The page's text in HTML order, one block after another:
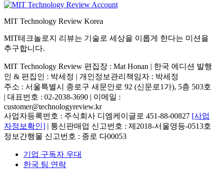
MIT Technology Review Korea
MIT테크놀로지 리뷰는 기술로 세상을 이롭게 한다는 미션을
추구합니다.
MIT Technology Review 편집장 : Mat Honan | 한국 에디션 발행
인 & 편집인 : 박세정 | 개인정보관리책임자 : 박세정
주소 : 서울특별시 종로구 새문안로 92 (신문로1가), 5층 503호
| 대표번호 : 02-2038-3690 | 이메일 :
customer@technologyreview.kr
사업자등록번호 : 주식회사 디엠케이글로 451-88-00827 [사업
자정보확인] | 통신판매업 신고번호 : 제2018-서울영등-0513호
정보간행물 신고번호 : 종로 다00053
기업 구독자 우대
한국 팀 연락